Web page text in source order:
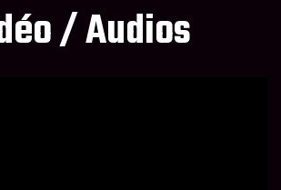
/ Audios